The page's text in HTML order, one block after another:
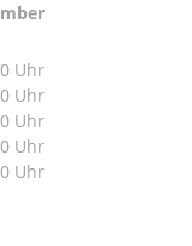
Uhr
Uhr
Uhr
Uhr
Uhr